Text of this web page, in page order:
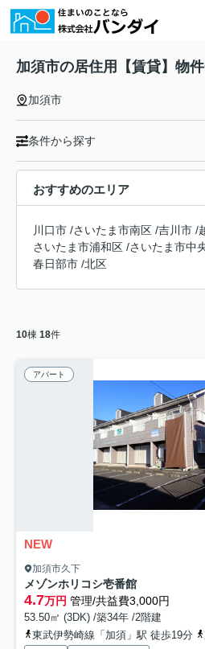
加須市の居住用【賃貸】物
加須市
条件から探す
おすすめのエリア
川口市 /さいたま市南区 /吉川市 /
さいたま市浦和区 /さいたま市中
春日部市 /北区
10棟 18件
アパート
NEW
加須市久下
メゾンホリコシ壱番館
4.7万円 管理/共益費3,000円
53.50㎡ (3DK) /築34年 /2階建
東武伊勢崎線「加須」駅 徒歩19分